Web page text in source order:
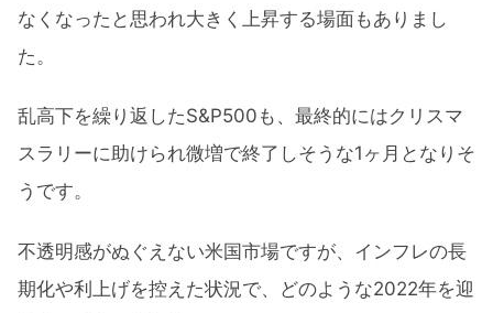
なくなったと思われ大きく上昇する場面もありまし
た。
乱高下を繰り返したS&P500も、最終的にはクリスマ
スラリーに助けられ微増で終了しそうな1ヶ月となりそ
うです。
不透明感がぬぐえない米国市場ですが、インフレの長
期化や利上げを控えた状況で、どのような2022年を迎